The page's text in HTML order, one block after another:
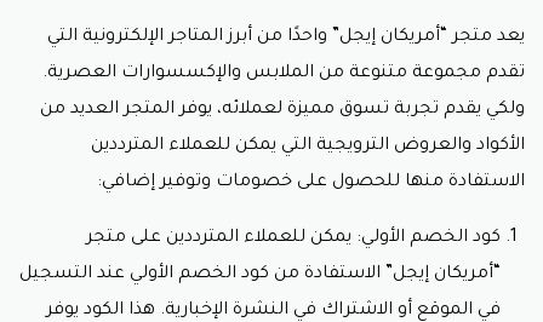
إيجل”. يمكنكم الطلب عبر الإنترنت والاستفادة من
ويوجد بهاكود خصم امريكان ايجل.
المملكة المتحدة: يوفر متجر “أمريكان إيجل” خدمة
الشحن الدولي إلى المملكة المتحدة. بغض النظر عن
مكان إقامتكم في المملكة المتحدة، يمكنكم استكشاف
الموقع الإلكتروني للمتجر وشراء الملابس
أستراليا: إذا كنتم في أستراليا، فأنتم محظوظون أيضًا،
حيث يقدم متجر “أمريكان إيجل” خدمة الشحن إلى هذا
البلد الجميل. يمكنكم الاستمتاع بمجموعة واسعة من
الملابس الرجالية والنسائية التي يقدمها المتجر، ويقبل
يعد متجر “أمريكان إيجل” واحدًا من أبرز المتاجر الإلكترونية التي
تقدم مجموعة متنوعة من الملابس والإكسسوارات العصرية.
ولكي يقدم تجربة تسوق مميزة لعملائه، يوفر المتجر العديد من
الأكواد والعروض الترويجية التي يمكن للعملاء المترددين
الاستفادة منها للحصول على خصومات وتوفير إضافي:
كود الخصم الأولي: يمكن للعملاء المترددين على متجر
“أمريكان إيجل” الاستفادة من كود الخصم الأولي عند التسجيل
في الموقع أو الاشتراك في النشرة الإخبارية. هذا الكود يوفر